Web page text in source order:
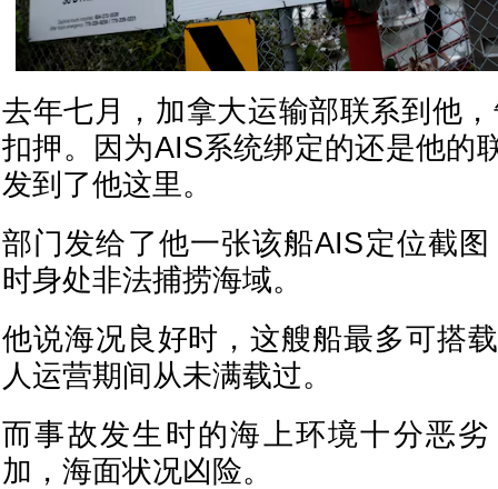
去年七月，加拿大运输部联系到他
扣押。因为AIS系统绑定的还是他的
发到了他这里。
部门发给了他一张该船AIS定位截
时身处非法捕捞海域。
他说海况良好时，这艘船最多可搭
人运营期间从未满载过。
而事故发生时的海上环境十分恶
加，海面状况凶险。